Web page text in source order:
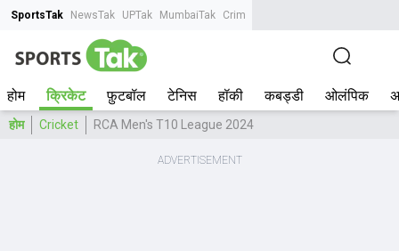
SportsTak NewsTak UPTak MumbaiTak CrimeTak
होम क्रिकेट फ़ुटबॉल टेनिस हॉकी कबड्डी ओलंपिक
होम Cricket RCA Men's T10 League 2024